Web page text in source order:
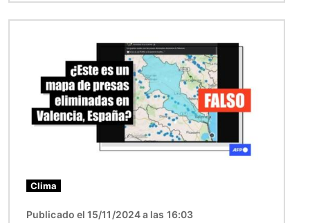
Clima
Publicado el 15/11/2024 a las 16:03